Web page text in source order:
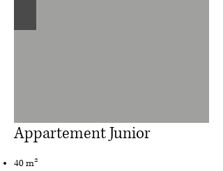
Appartement Junior
40 m²